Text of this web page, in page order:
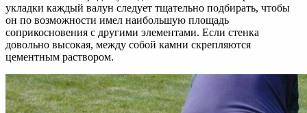
укладки каждый валун следует тщательно подбирать, чтобы
он по возможности имел наибольшую площадь
соприкосновения с другими элементами. Если стенка
довольно высокая, между собой камни скрепляются
цементным раствором.